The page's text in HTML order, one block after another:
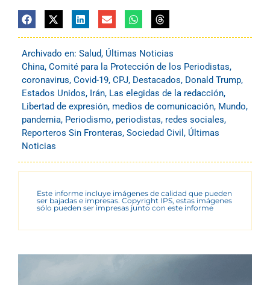
Archivado en: Salud, Últimas Noticias
China, Comité para la Protección de los Periodistas,
coronavirus, Covid-19, CPJ, Destacados, Donald Trump,
Estados Unidos, Irán, Las elegidas de la redacción,
Libertad de expresión, medios de comunicación, Mundo,
pandemia, Periodismo, periodistas, redes sociales,
Reporteros Sin Fronteras, Sociedad Civil , Últimas
Noticias
Este informe incluye imágenes de calidad que pueden
ser bajadas e impresas. Copyright IPS, estas imágenes
sólo pueden ser impresas junto con este informe